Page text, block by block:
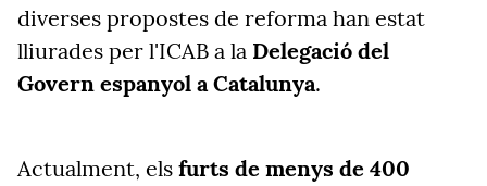
diverses propostes de reforma han estat
lliurades per l'ICAB a la Delegació del
Govern espanyol a Catalunya.
Actualment, els furts de menys de 400